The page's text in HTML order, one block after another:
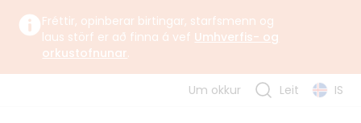
Fréttir, opinberar birtingar, starfsmenn og
laus störf er að finna á vef Umhverfis- og
orkustofnunar.
Um okkur Leit IS